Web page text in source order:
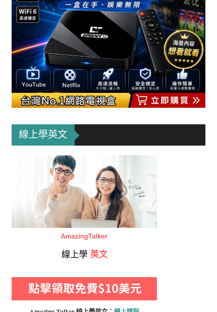
線上學英文
線上學 英文